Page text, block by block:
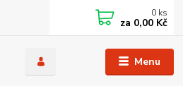
Menu
0 ks
za 0,00 Kč